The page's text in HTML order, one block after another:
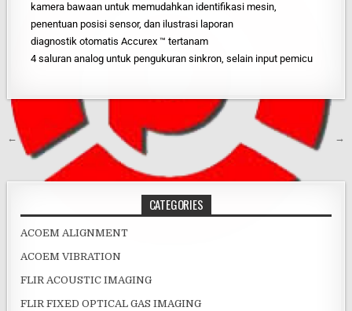
kamera bawaan untuk memudahkan identifikasi mesin,
penentuan posisi sensor, dan ilustrasi laporan
diagnostik otomatis Accurex ™ tertanam
4 saluran analog untuk pengukuran sinkron, selain input pemicu
← →
CATEGORIES
ACOEM ALIGNMENT
ACOEM VIBRATION
FLIR ACOUSTIC IMAGING
FLIR FIXED OPTICAL GAS IMAGING